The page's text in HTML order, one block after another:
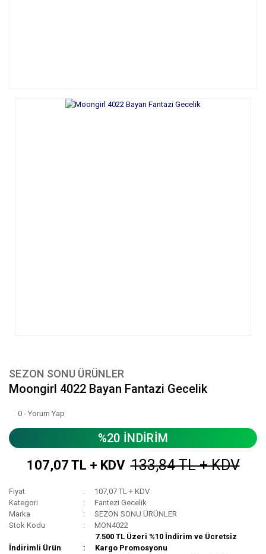
SEZON SONU ÜRÜNLER
Moongirl 4022 Bayan Fantazi Gecelik
0 - Yorum Yap
%20 İNDİRİM
107,07 TL + KDV 133,84 TL + KDV
Fiyat
107,07 TL + KDV
Kategori
Fantezi Gecelik
Marka
SEZON SONU ÜRÜNLER
Stok Kodu
MON4022
İndirimli Ürün
7.500 TL Üzeri %10 İndirim ve Ücretsiz
Kargo Promosyonu